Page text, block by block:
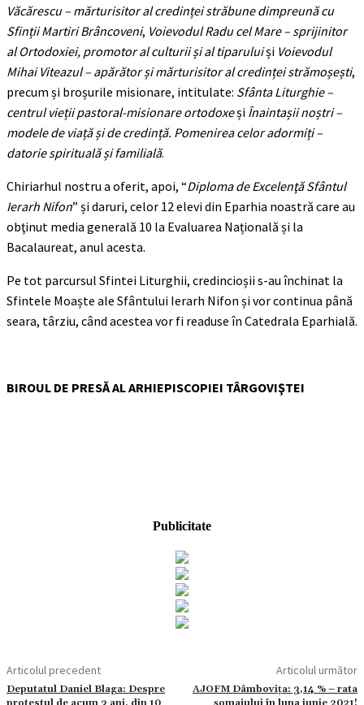
Văcărescu – mărturisitor al credinței străbune dimpreună cu
Sfinții Martiri Brâncoveni, Voievodul Radu cel Mare – sprijinitor
al Ortodoxiei, promotor al culturii și al tiparuluiși Voievodul
Mihai Viteazul – apărător și mărturisitor al credinței strămoșești,
precum și broșurile misionare, intitulate: Sfânta Liturghie –
centrul vieții pastoral-misionare ortodoxeși Înaintașii noștri –
modele de viață și de credință. Pomenirea celor adormiți –
datorie spirituală și familială.
Chiriarhul nostru a oferit, apoi, “Diploma de Excelenţă Sfântul
Ierarh Nifon” și daruri, celor 12 elevi din Eparhia noastră care au
obţinut media generală 10 la Evaluarea Națională și la
Bacalaureat, anul acesta.
Pe tot parcursul Sfintei Liturghii, credincioșii s-au închinat la
Sfintele Moaște ale Sfântului Ierarh Nifon și vor continua până
seara, târziu, când acestea vor fi readuse în Catedrala Eparhială.
BIROUL DE PRESĂ AL ARHIEPISCOPIEI TÂRGOVIŞTEI
Publicitate
Articolul precedent
Deputatul Daniel Blaga: Despre
Articolul următor
AJOFM Dâmbovița: 3,14 % – rata